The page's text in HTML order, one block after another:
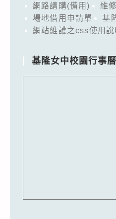
網路請購(備用)
維
場地借用申請單
基
網站維護之css使用說
基隆女中校園行事曆